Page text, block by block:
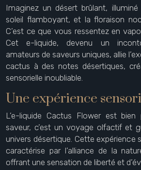
Imaginez un désert brûlant,
soleil flamboyant, et la floraison
C’est ce que vous ressentez en
Cet e-liquide, devenu un
amateurs de saveurs uniques, allie
cactus à des notes désertiques,
sensorielle inoubliable.
Une expérience
L’e-liquide Cactus Flower est bien
saveur, c’est un voyage olfactif et
univers désertique. Cette expérience
caractérise par l’alliance de la
offrant une sensation de liberté et